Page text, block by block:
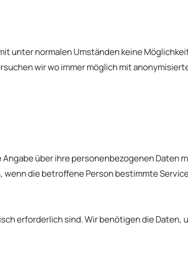
unter normalen Umständen keine
wir wo immer möglich mit
über ihre personenbezogenen Daten
die betroffene Person bestimmte
erforderlich sind. Wir benötigen die Daten,